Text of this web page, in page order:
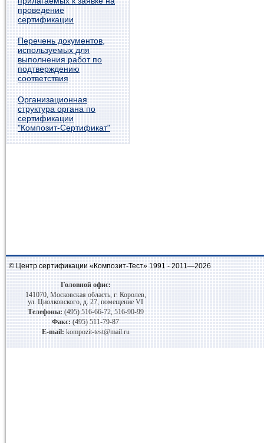
проведение
сертификации
Перечень документов,
используемых для
выполнения работ по
подтверждению
соответствия
Организационная
структура органа по
сертификации
"Композит-Сертификат"
© Центр сертификации «Композит-Тест» 1991 - 2011—2026
Головной офис:
141070, Московская область, г. Королев,
ул. Циолковского, д. 27, помещение VI
Телефоны: (495) 516-66-72, 516-90-99
Факс: (495) 511-79-87
E-mail: kompozit-test@mail.ru